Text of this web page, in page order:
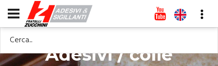
Cerca...
Adesivi / colle